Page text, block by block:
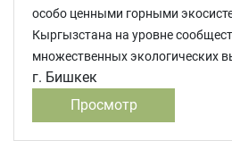
особо ценными горными
Кыргызстана на уровне
множественных экологических
г. Бишкек
Просмотр